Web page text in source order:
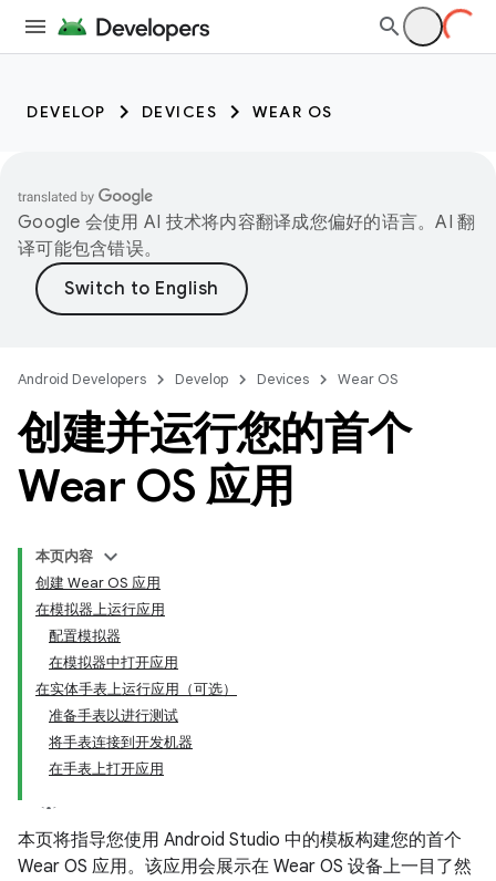
DEVELOP DEVICES WEAR OS
Google 会使用 AI 技术将内容翻译成您偏好的语言。AI 翻
译可能包含错误。
Android Developers Develop Devices Wear OS
创建并运行您的首个
Wear OS 应用
本页内容
创建 Wear OS 应用
在模拟器上运行应用
配置模拟器
在模拟器中打开应用
在实体手表上运行应用（可选）
准备手表以进行测试
将手表连接到开发机器
在手表上打开应用
本页将指导您使用 Android Studio 中的模板构建您的首个
Wear OS 应用。该应用会展示在 Wear OS 设备上一目了然